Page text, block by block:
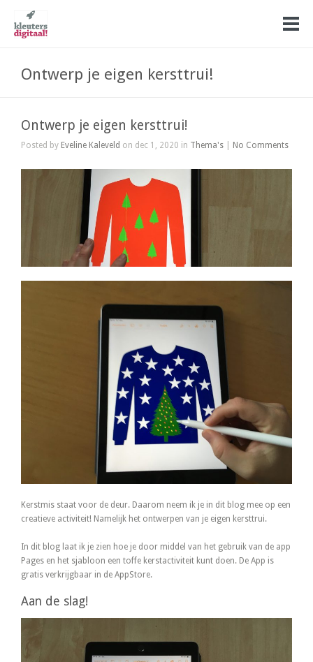
Ontwerp je eigen kersttrui!
Ontwerp je eigen kersttrui!
Posted by Eveline Kaleveld on dec 1, 2020 in Thema's No Comments
Kerstmis staat voor de deur. Daarom neem ik je in dit blog mee op een
creatieve activiteit! Namelijk het ontwerpen van je eigen kersttrui.
In dit blog laat ik je zien hoe je door middel van het gebruik van de app
Pages en het sjabloon een toffe kerstactiviteit kunt doen. De App is
gratis verkrijgbaar in de AppStore.
Aan de slag!